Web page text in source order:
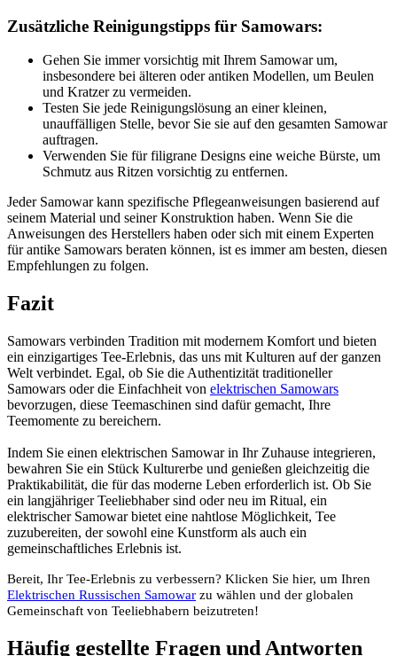
Zusätzliche Reinigungstipps für Samowars:
Gehen Sie immer vorsichtig mit Ihrem Samowar um,
insbesondere bei älteren oder antiken Modellen, um Beulen
und Kratzer zu vermeiden.
Testen Sie jede Reinigungslösung an einer kleinen,
unauffälligen Stelle, bevor Sie sie auf den gesamten Samowar
auftragen.
Verwenden Sie für filigrane Designs eine weiche Bürste, um
Schmutz aus Ritzen vorsichtig zu entfernen.
Jeder Samowar kann spezifische Pflegeanweisungen basierend auf
seinem Material und seiner Konstruktion haben. Wenn Sie die
Anweisungen des Herstellers haben oder sich mit einem Experten
für antike Samowars beraten können, ist es immer am besten, diesen
Empfehlungen zu folgen.
Fazit
Samowars verbinden Tradition mit modernem Komfort und bieten
ein einzigartiges Tee-Erlebnis, das uns mit Kulturen auf der ganzen
Welt verbindet. Egal, ob Sie die Authentizität traditioneller
Samowars oder die Einfachheit von elektrischen Samowars
bevorzugen, diese Teemaschinen sind dafür gemacht, Ihre
Teemomente zu bereichern.
Indem Sie einen elektrischen Samowar in Ihr Zuhause integrieren,
bewahren Sie ein Stück Kulturerbe und genießen gleichzeitig die
Praktikabilität, die für das moderne Leben erforderlich ist. Ob Sie
ein langjähriger Teeliebhaber sind oder neu im Ritual, ein
elektrischer Samowar bietet eine nahtlose Möglichkeit, Tee
zuzubereiten, der sowohl eine Kunstform als auch ein
gemeinschaftliches Erlebnis ist.
Bereit, Ihr Tee-Erlebnis zu verbessern? Klicken Sie hier, um Ihren
Elektrischen Russischen Samowar zu wählen und der globalen
Gemeinschaft von Teeliebhabern beizutreten!
Häufig gestellte Fragen und Antworten